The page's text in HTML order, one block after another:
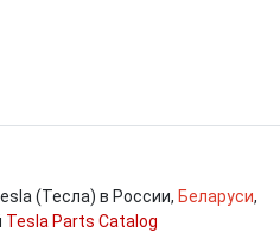
(Тесла) в России, Беларуси,
Tesla Parts Catalog